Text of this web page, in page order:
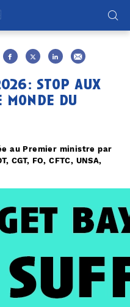
: stop aux
du
au Premier ministre par
CGT, FO, CFTC, UNSA,